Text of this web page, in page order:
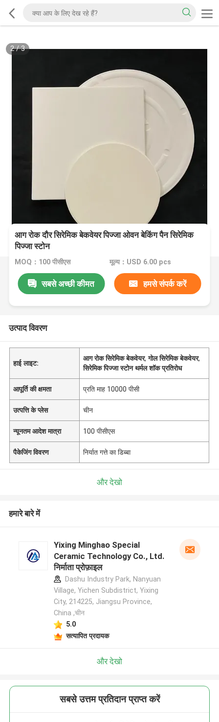
2/3
आग रोक दौर सिरेमिक बेकवेयर पिज्जा ओवन बेकिंग पैन सिरेमिक
पिज्जा स्टोन
MOQ：100 पीसीएस मूल्य：USD 6.00 pcs
सबसे अच्छी कीमत हमसे संपर्क करें
उत्पाद विवरण
हाई लाइट:
आग रोक सिरेमिक बेकवेयर,गोल सिरेमिक बेकवेयर,
सिरेमिक पिज्जा स्टोन थर्मल शॉक प्रतिरोध
आपूर्ति की क्षमता प्रति माह 10000 पीसी
उत्पत्ति के प्लेस चीन
न्यूनतम आदेश मात्रा 100 पीसीएस
पैकेजिंग विवरण निर्यात गत्ते का डिब्बा
और देखो
हमारे बारे में
Yixing Minghao Special
Ceramic Technology Co., Ltd.
निर्माता प्रोफ़ाइल
Dashu Industry Park, Nanyuan
Village, Yichen Subdistrict, Yixing
City, 214225, Jiangsu Province,
China ,चीन
5.0
सत्यापित प्रदायक
और देखो
सबसे उत्तम प्रतिदान प्राप्त करें